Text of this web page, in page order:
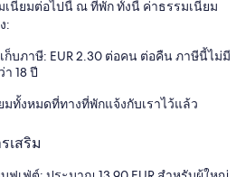
นียมต่อไปนี้ ณ ที่พัก ทั้งนี้ ค่าธรรมเนียม
:
ก็บภาษี: EUR 2.30 ต่อคน ต่อคืน ภาษีนี้ไม่มี
18 ปี
มทั้งหมดที่ทางที่พักแจ้งกับเราไว้แล้ว
เสริม